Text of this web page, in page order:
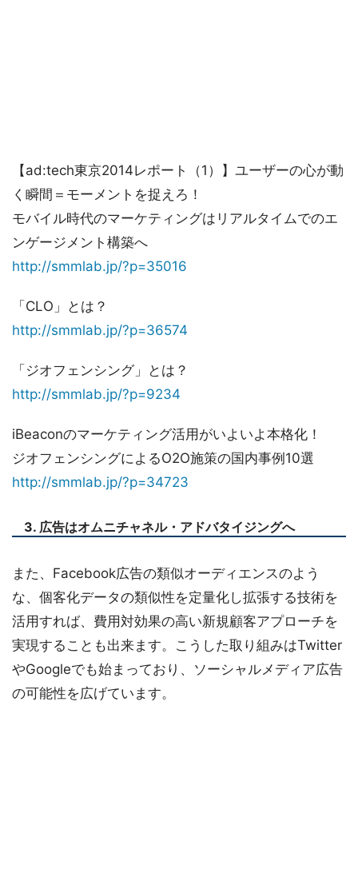
【ad:tech東京2014レポート（1）】ユーザーの心が動
く瞬間＝モーメントを捉えろ！
モバイル時代のマーケティングはリアルタイムでのエ
ンゲージメント構築へ
http://smmlab.jp/?p=35016
「CLO」とは？
http://smmlab.jp/?p=36574
「ジオフェンシング」とは？
http://smmlab.jp/?p=9234
iBeaconのマーケティング活用がいよいよ本格化！
ジオフェンシングによるO2O施策の国内事例10選
http://smmlab.jp/?p=34723
3. 広告はオムニチャネル・アドバタイジングへ
また、Facebook広告の類似オーディエンスのよう
な、個客化データの類似性を定量化し拡張する技術を
活用すれば、費用対効果の高い新規顧客アプローチを
実現することも出来ます。こうした取り組みはTwitter
やGoogleでも始まっており、ソーシャルメディア広告
の可能性を広げています。